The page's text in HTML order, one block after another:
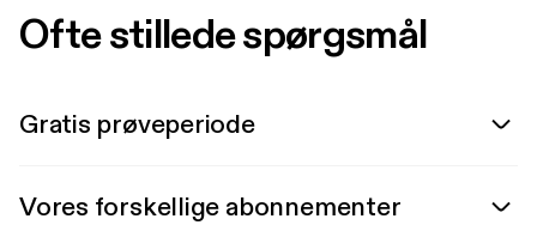
Ofte stillede spørgsmål
Gratis prøveperiode
Vores forskellige abonnementer